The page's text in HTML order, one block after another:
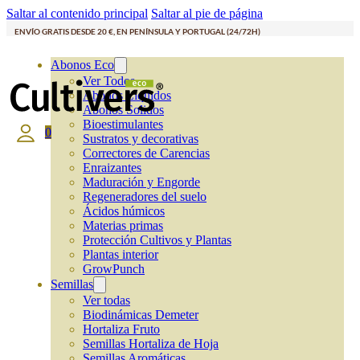
Saltar al contenido principal Saltar al pie de página
ENVÍO GRATIS DESDE 20 €, EN PENÍNSULA Y PORTUGAL (24/72H)
Abonos Eco
Ver Todos
Abonos Líquidos
Abonos Solidos
Bioestimulantes
Sustratos y decorativas
Correctores de Carencias
Enraizantes
Maduración y Engorde
Regeneradores del suelo
Ácidos húmicos
Materias primas
Protección Cultivos y Plantas
Plantas interior
GrowPunch
Semillas
Ver todas
Biodinámicas Demeter
Hortaliza Fruto
Semillas Hortaliza de Hoja
0